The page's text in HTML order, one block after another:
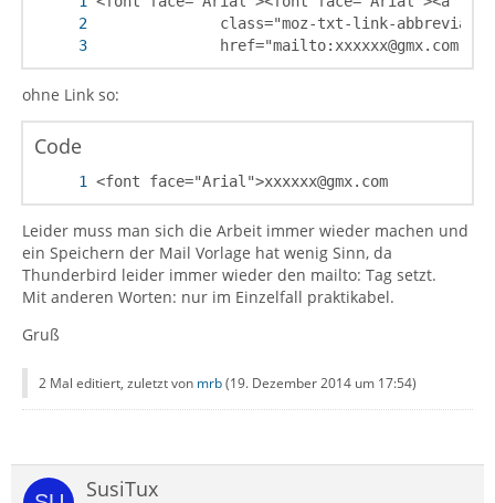
ohne Link so:
Code
<font face="Arial">xxxxxx@gmx.com
Leider muss man sich die Arbeit immer wieder machen und
ein Speichern der Mail Vorlage hat wenig Sinn, da
Thunderbird leider immer wieder den mailto: Tag setzt.
Mit anderen Worten: nur im Einzelfall praktikabel.
Gruß
2 Mal editiert, zuletzt von mrb(19. Dezember 2014 um 17:54)
SusiTux